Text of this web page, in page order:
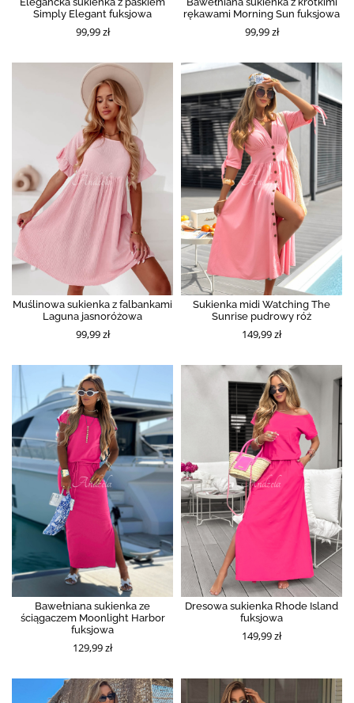
Simply Elegant fuksjowa
99,99 zł
rękawami Morning Sun fuksjowa
99,99 zł
Muślinowa sukienka z falbankami
Laguna jasnoróżowa
99,99 zł
Sukienka midi Watching The
Sunrise pudrowy róż
149,99 zł
Bawełniana sukienka ze
ściągaczem Moonlight Harbor
fuksjowa
129,99 zł
Dresowa sukienka Rhode Island
fuksjowa
149,99 zł